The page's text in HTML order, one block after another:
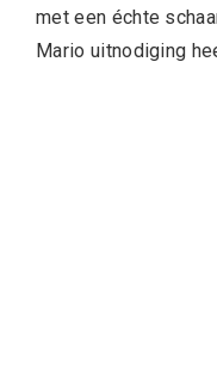
met een échte
Mario uitnodiging